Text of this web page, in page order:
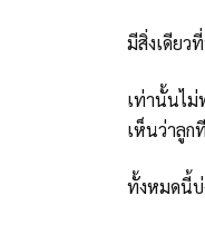
มีสิ่งเดียว
เท่านั้นไม่
เห็นว่าลูก
ทั้งหมดนี้บ่